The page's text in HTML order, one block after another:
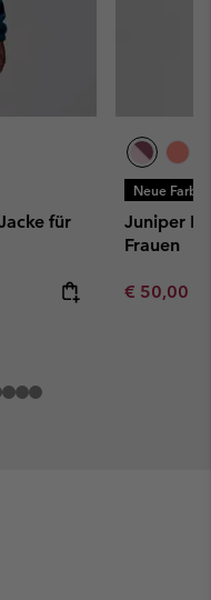
für
Neue
Juniper
Frauen
Minimum
€ 50,00